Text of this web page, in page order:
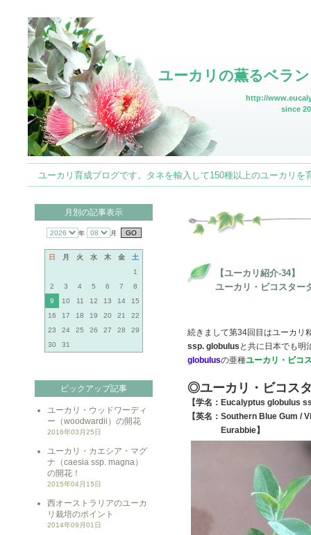
ユーカリの薫るベラ
http://
since
ユーカリ育成ブログです。タネを輸入して150種以上のユーカリ
月別の記事表示
年 月
日 月 火 水 木 金
土
1
2
3 4 5 6 7
8
9
10 11 12 13 14
15
16
17 18 19 20 21
22
23
24 25 26 27 28
29
30
31
ピックアップ記事
ユーカリ・ウッドワーディ
ー（woodwardii）の開花
2016年03月25日
ユーカリ・カエシア・マグ
ナ（caesia ssp. magna）
の開花！
2015年04月15日
西オーストラリアのユーカ
リ栽培のポイント
2014年09月01日
【ユーカリ紹介-34】
ユーカリ・ビコスタ
続きまして第34回目はユーカリ
ssp. globulus と共に日本でも明
globulusの亜種ユーカリ・ビコ
◎ユーカリ・ビコス
【学名：Eucalyptus globulus
【英名：Southern Blue Gum /
Eurabbie】